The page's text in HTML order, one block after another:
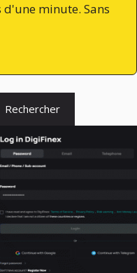
minute. Sans
Rechercher